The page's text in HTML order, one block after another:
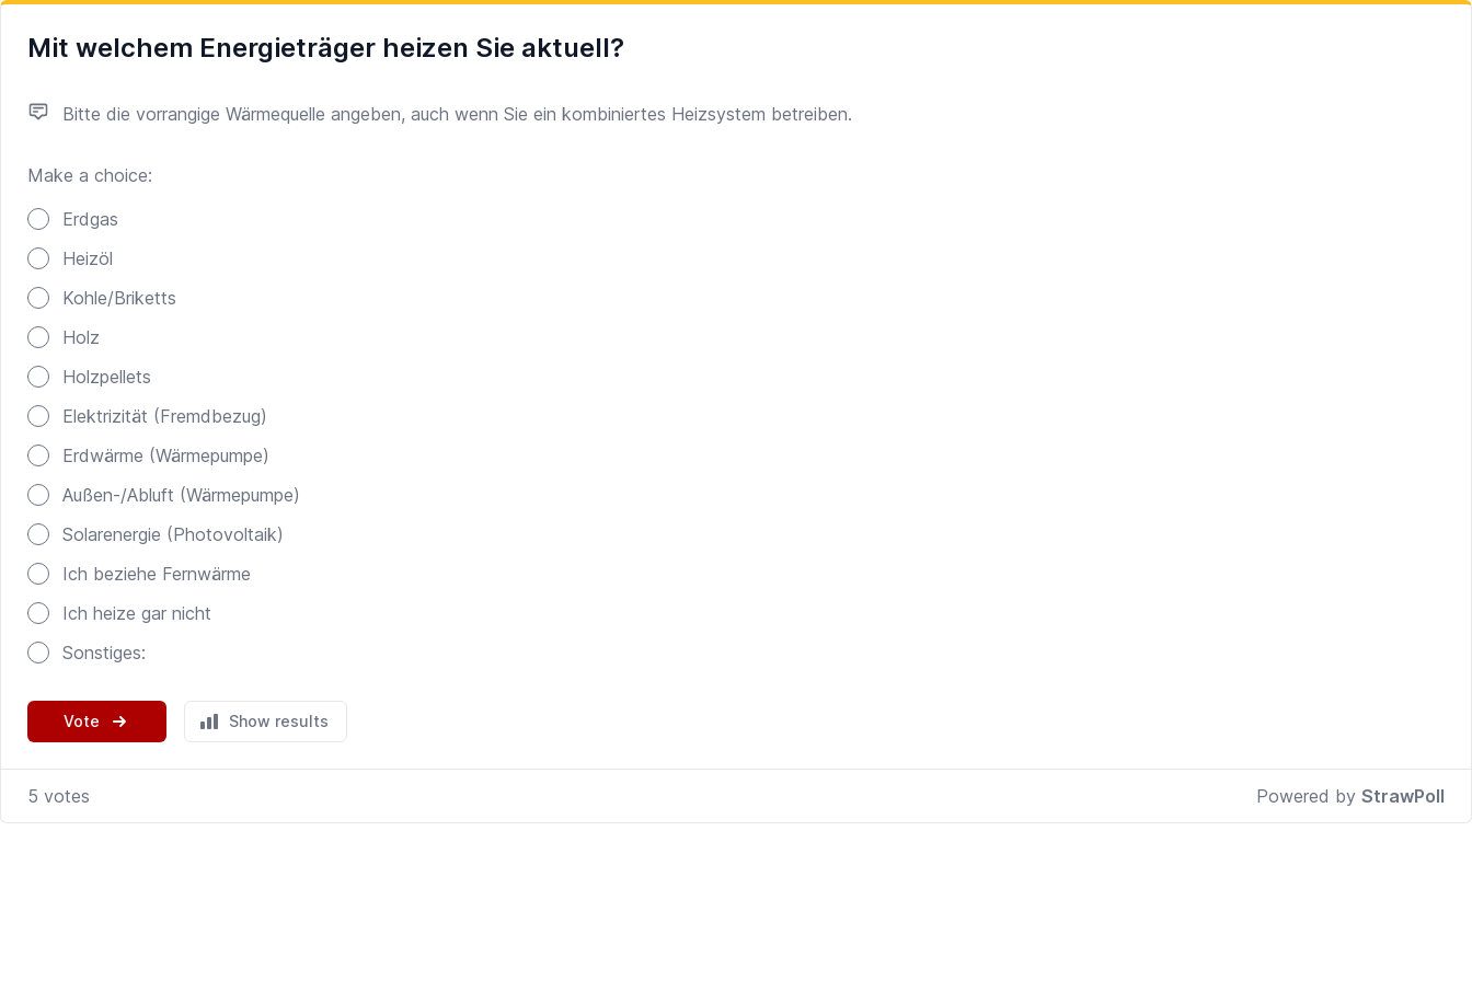
Mit welchem Energieträger heizen Sie aktuell?
Bitte die vorrangige Wärmequelle angeben, auch wenn Sie ein kombiniertes Heizsystem betreiben.
Make a choice:
Erdgas
Heizöl
Kohle/Briketts
Holz
Holzpellets
Elektrizität (Fremdbezug)
Erdwärme (Wärmepumpe)
Außen-/Abluft (Wärmepumpe)
Solarenergie (Photovoltaik)
Ich beziehe Fernwärme
Ich heize gar nicht
Sonstiges:
Vote Show results
5 votes Powered by StrawPoll